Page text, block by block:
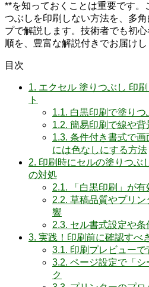
**を知っておくことは重要です。
つぶしを印刷しない方法を、多
プで解説します。技術者でも初
順を、豊富な解説付きでお届けし
目次
1. エクセル 塗りつぶし 印
ト
1.1. 白黒印刷で塗り
1.2. 簡易印刷で線や
1.3. 条件付き書式で
には色なしにする方法
2. 印刷時にセルの塗りつぶ
の対処
2.1. 「白黒印刷」が
2.2. 草稿品質やプリ
響
2.3. セル書式設定や
3. 実践！印刷前に確認すべ
3.1. 印刷プレビュー
3.2. ページ設定で「シ
ク